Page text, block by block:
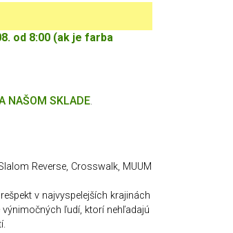
od 8:00 (ak je farba
NAŠOM SKLADE.
Reverse, Crosswalk, MUUM
v najvyspelejších krajinách
ľudí, ktorí nehľadajú